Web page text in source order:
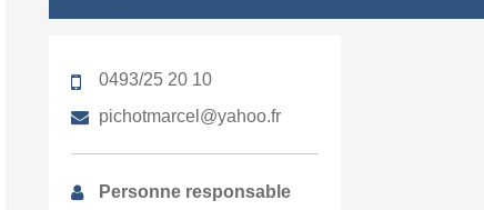
0493/25 20 10
pichotmarcel@yahoo.fr
Personne responsable